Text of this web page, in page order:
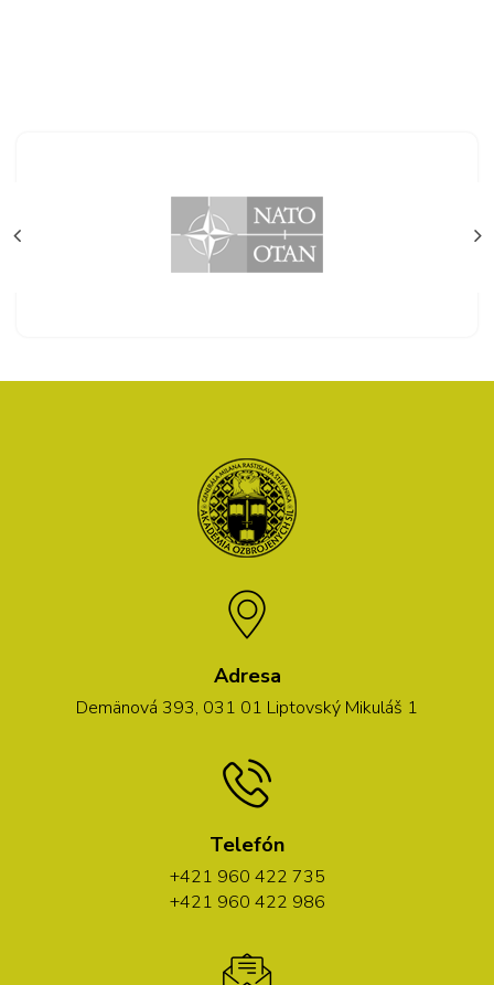
Adresa
Demänová 393, 031 01 Liptovský Mikuláš 1
Telefón
+421 960 422 735
+421 960 422 986